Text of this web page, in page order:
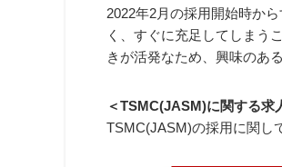
2022年2月の採用開始時か
く、すぐに充足してしまう
きが活発なため、興味のあ
＜TSMC(JASM)に関する求
TSMC(JASM)の採用に関し